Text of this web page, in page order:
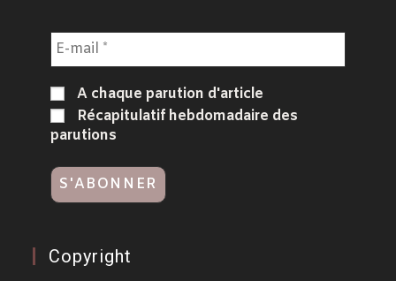
A chaque parution d'article
Récapitulatif hebdomadaire des
parutions
Copyright